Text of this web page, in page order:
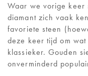
TROUWRINGEN
MAXIMA
NIEUWS / BLOG
Waar we vorige keer
diamant zich vaak
favoriete steen
deze keer tijd om
klassieker. Gouden
onverminderd